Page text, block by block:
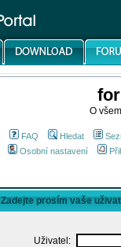
O
FAQ Hledat
Osobní nastavení
Zadejte prosím vaše
Uživatel: